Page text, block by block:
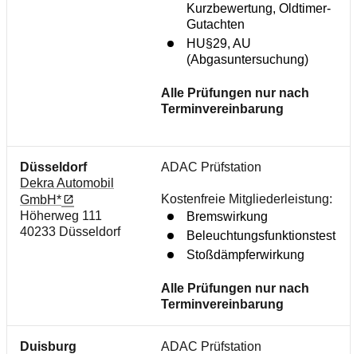
Kurzbewertung, Oldtimer-
Gutachten
HU§29, AU
(Abgasuntersuchung)
Alle Prüfungen nur nach
Terminvereinbarung
Düsseldorf
Dekra Automobil
GmbH*
Höherweg 111
40233 Düsseldorf
ADAC Prüfstation
Kostenfreie Mitgliederleistung:
Bremswirkung
Beleuchtungsfunktionstest
Stoßdämpferwirkung
Alle Prüfungen nur nach
Terminvereinbarung
Duisburg
ADAC Prüfstation